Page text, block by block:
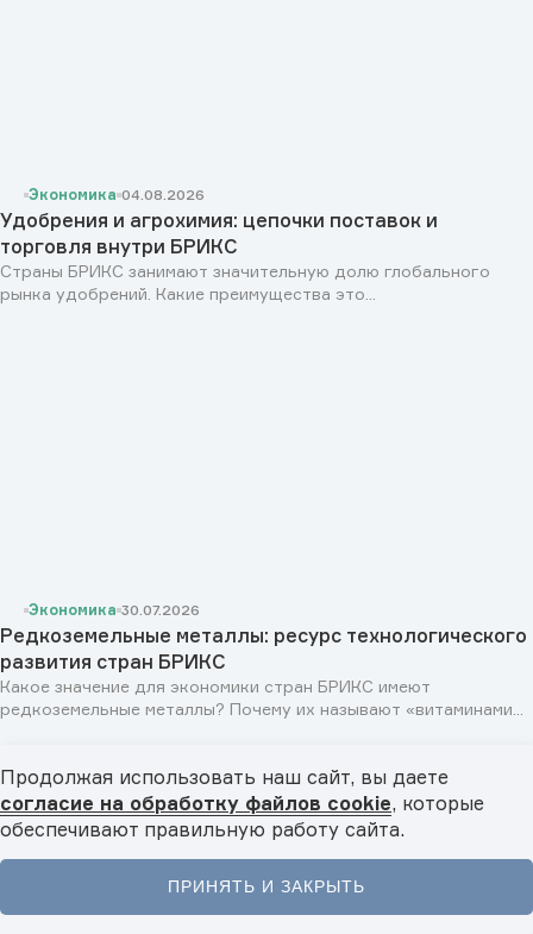
Главная Новости Видео Подкасты Меню
Экономика 04.08.2026
Удобрения и агрохимия: цепочки поставок и
торговля внутри БРИКС
Страны БРИКС занимают значительную долю глобального
рынка удобрений. Какие преимущества это...
Экономика 30.07.2026
Редкоземельные металлы: ресурс технологического
развития стран БРИКС
Какое значение для экономики стран БРИКС имеют
редкоземельные металлы? Почему их называют «витаминами...
Продолжая использовать наш сайт, вы даете
согласие на обработку файлов cookie, которые
обеспечивают правильную работу сайта.
ПРИНЯТЬ И ЗАКРЫТЬ